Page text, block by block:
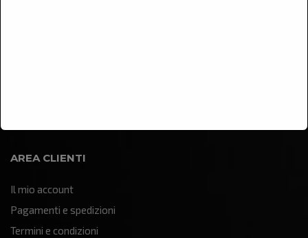
AREA CLIENTI
Il mio account
Pagamenti e spedizioni
Termini e condizioni